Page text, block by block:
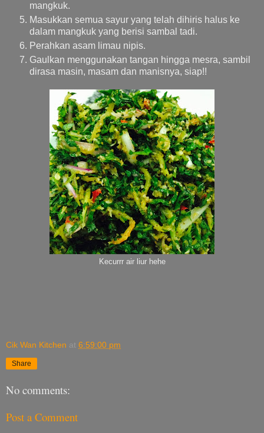
mangkuk.
Masukkan semua sayur yang telah dihiris halus ke
dalam mangkuk yang berisi sambal tadi.
Perahkan asam limau nipis.
Gaulkan menggunakan tangan hingga mesra, sambil
dirasa masin, masam dan manisnya, siap!!
Kecurrr air liur hehe
Cik Wan Kitchen at 6:59:00 pm
Share
No comments:
Post a Comment